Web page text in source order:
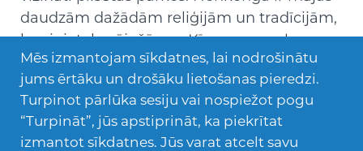
daudzām dažādām reliģijām un tradīcijām,
kas ir ietekmējušās no Ķīnas un angļu
kultūrām.
Jaunieši Honkongā ļoti nopietni izturas pret
mācībām. Brīvais laiks tiek pavadīts kopā ar
Mēs izmantojam sīkdatnes, lai nodrošinātu
jums ērtāku un drošāku lietošanas pieredzi.
Turpinot pārlūka sesiju vai nospiežot pogu
“Turpināt”, jūs apstiprināt, ka piekrītat
izmantot sīkdatnes. Jūs varat atcelt savu